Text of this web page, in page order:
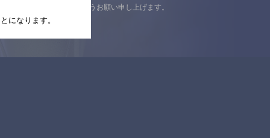
の上ご来店くださいますようお願い申し上げます。
になります。